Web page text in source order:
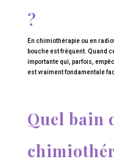
?
En chimiothérapie ou en
bouche est fréquent. Quand
importante qui, parfois,
est vraiment fondamentale
Quel bain